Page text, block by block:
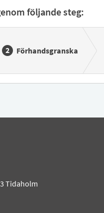
följande steg:
Förhandsgranska
Tidaholm